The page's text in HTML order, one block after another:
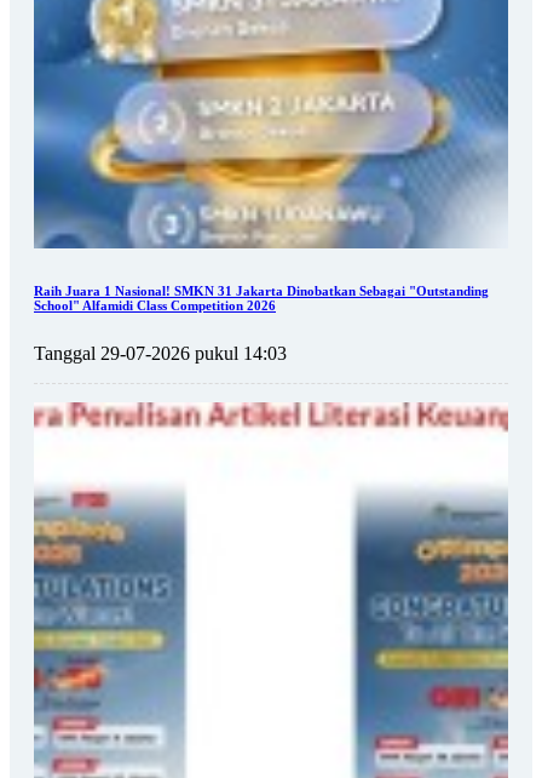
Raih Juara 1 Nasional! SMKN 31 Jakarta Dinobatkan Sebagai "Outstanding
School" Alfamidi Class Competition 2026
Tanggal 29-07-2026 pukul 14:03